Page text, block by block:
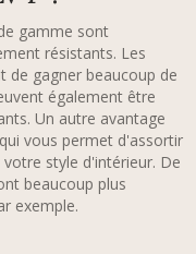
gamme sont
résistants. Les
de gagner beaucoup de
également être
Un autre avantage
vous permet d'assortir
style d'intérieur. De
beaucoup plus
exemple.